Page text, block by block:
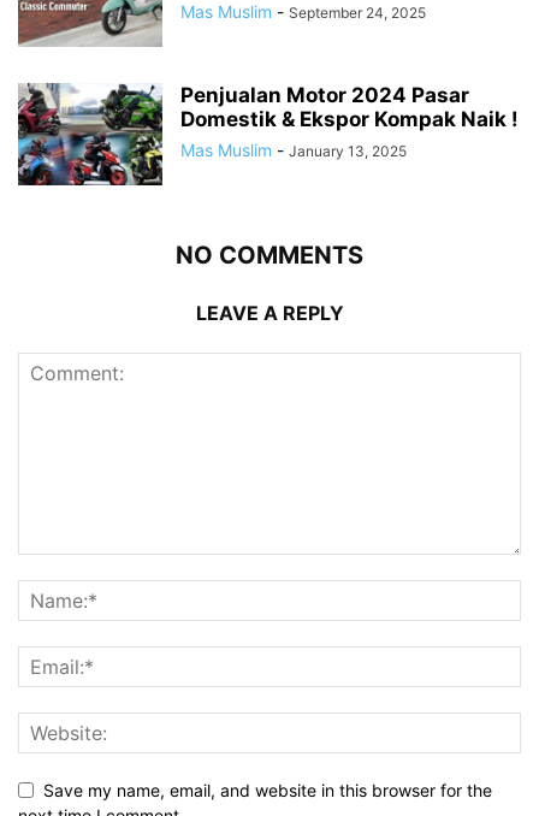
Mas Muslim - September 24, 2025
Penjualan Motor 2024 Pasar
Domestik & Ekspor Kompak Naik !
Mas Muslim - January 13, 2025
NO COMMENTS
LEAVE A REPLY
Save my name, email, and website in this browser for the